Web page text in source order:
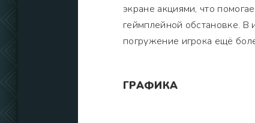
экране акциями, что
геймплейной обстановке. В
погружение игрока ещё
ГРАФИКА